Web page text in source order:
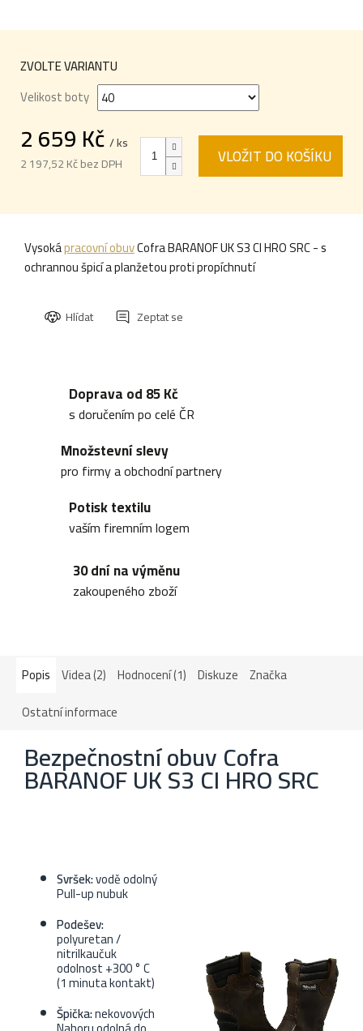
ZVOLTE VARIANTU
Velikost boty
2 659 Kč / ks
2 197,52 Kč bez DPH
VLOŽIT DO KOŠÍKU
Vysokápracovní obuvCofra BARANOF UK S3 CI HRO SRC - s
ochrannou špicí a planžetou proti propíchnutí
Zeptat se
Hlídat
Doprava od 85 Kč
s doručením po celé ČR
Množstevní slevy
pro firmy a obchodní partnery
Potisk textilu
vaším firemním logem
30 dní na výměnu
zakoupeného zboží
Popis Videa (2) Hodnocení (1) Diskuze Značka
Ostatní informace
Bezpečnostní obuv Cofra
BARANOF UK S3 CI HRO SRC
Svršek:vodě odolný
Pull-up nubuk
Podešev:
polyuretan /
nitrilkaučuk
odolnost +300 ° C
(1 minuta kontakt)
Špička:nekovových